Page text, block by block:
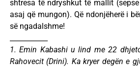
shtresa të ndryshkut të mallit
asaj që mungon). Që ndonjëherë i
së ngadalshme!
1. Emin Kabashi u lind me 22
Rahovecit (Drini). Ka kryer degën e